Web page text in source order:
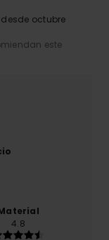
desde octubre
este
4.8